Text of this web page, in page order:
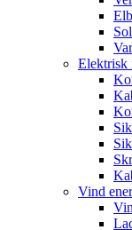
Elektrisk
Vind